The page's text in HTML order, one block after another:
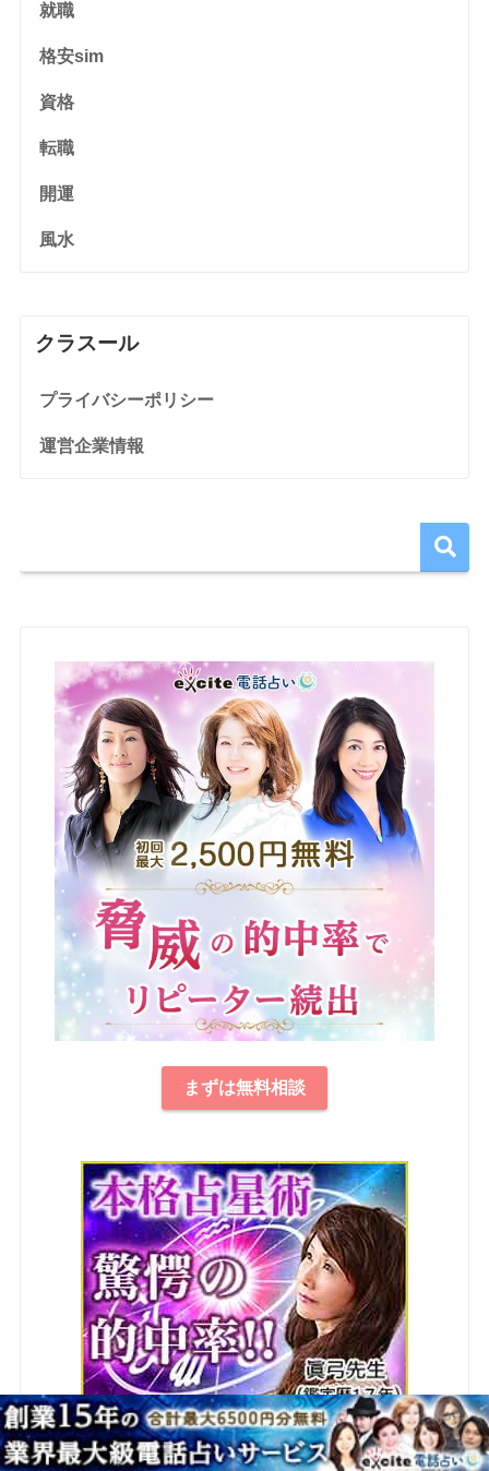
就職
格安sim
資格
転職
開運
風水
クラスール
プライバシーポリシー
運営企業情報
まずは無料相談